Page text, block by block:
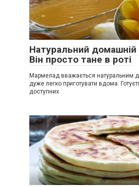
Натуральний
Він просто тане в роті
Мармелад вважається натуральним
дуже легко приготувати вдома.
доступних